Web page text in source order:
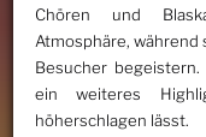
Chören und
Atmosphäre, während
Besucher
ein weiteres
höherschlagen lässt.